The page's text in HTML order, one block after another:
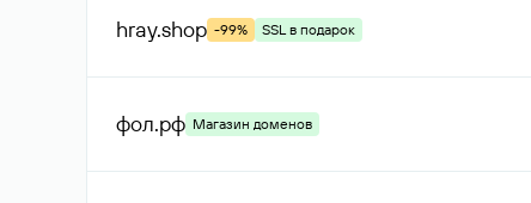
hray.shop -99% SSL в подарок
фол.рф Магазин доменов